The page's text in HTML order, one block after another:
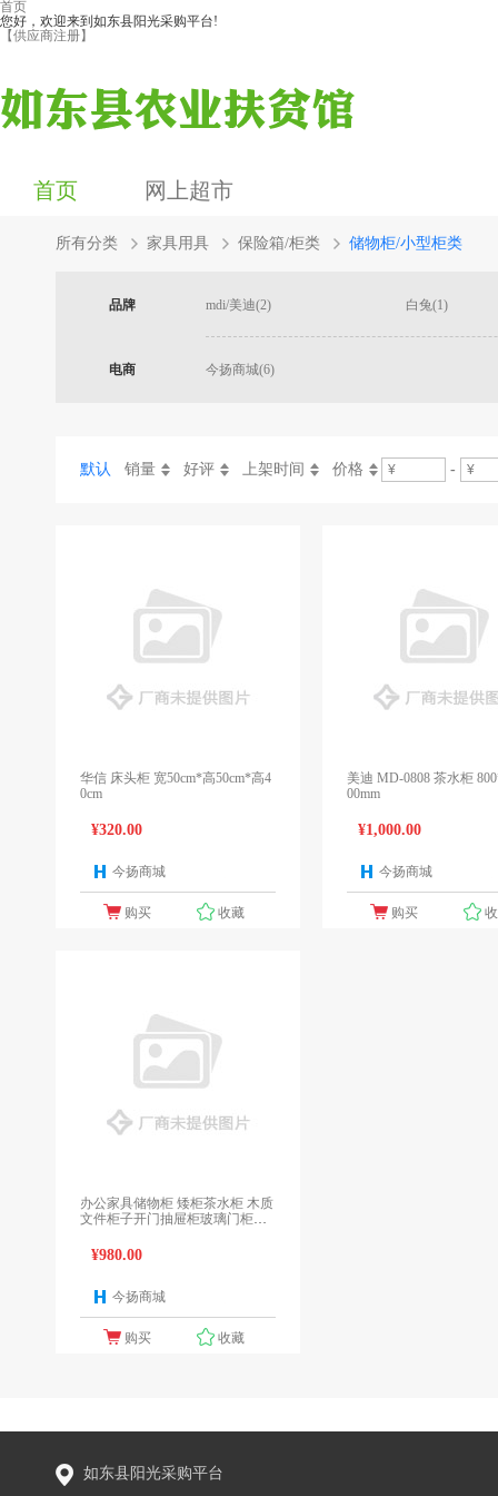
首页
您好，欢迎来到如东县阳光采购平台!
【供应商注册】
首页 网上超市
所有分类 家具用具 保险箱/柜类 储物柜/小型柜类
品牌 mdi/美迪(2) 白兔(1)
电商 今扬商城(6)
默认 销量 好评 上架时间 价格 -
华信 床头柜 宽50cm*高50cm*高4
0cm
¥320.00
今扬商城
购买 收藏
美迪 MD-0808 茶水柜
00mm
¥1,000.00
今扬商城
购买
办公家具储物柜 矮柜茶水柜 木质
文件柜子开门抽屉柜玻璃门柜带
¥980.00
今扬商城
购买 收藏
如东县阳光采购平台